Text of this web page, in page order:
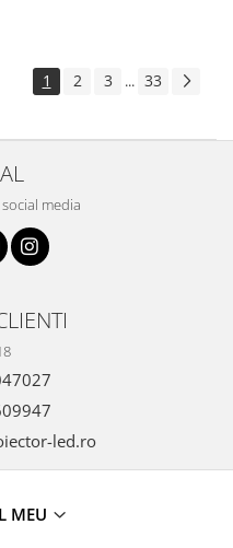
1 2 3 ... 33
media
led.ro
MEU